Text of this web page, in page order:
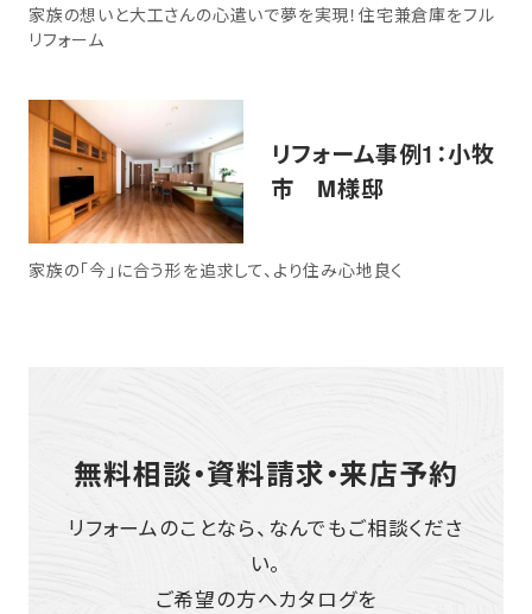
家族の想いと大工さんの心遣いで夢を実現！住宅兼倉庫をフル
リフォーム
リフォーム事例1：小牧
市 M様邸
家族の「今」に合う形を追求して、より住み心地良く
無料相談・資料請求・来店予約
リフォームのことなら、なんでもご相談くださ
い。
ご希望の方へカタログを